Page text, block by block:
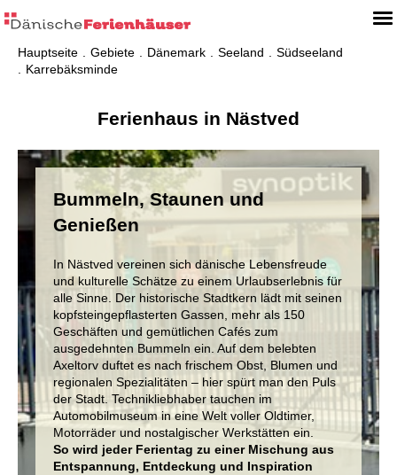
Hauptseite Gebiete Dänemark Seeland
Südseeland
Karrebäksminde
Ferienhaus in Nästved
Bummeln, Staunen und
Genießen
In Nästved vereinen sich dänische Lebensfreude
und kulturelle Schätze zu einem Urlaubserlebnis für
alle Sinne. Der historische Stadtkern lädt mit seinen
kopfsteingepflasterten Gassen, mehr als 150
Geschäften und gemütlichen Cafés zum
ausgedehnten Bummeln ein. Auf dem belebten
Axeltorv duftet es nach frischem Obst, Blumen und
regionalen Spezialitäten – hier spürt man den Puls
der Stadt. Technikliebhaber tauchen im
Automobilmuseum in eine Welt voller Oldtimer,
Motorräder und nostalgischer Werkstätten ein.
So wird jeder Ferientag zu einer Mischung aus
Entspannung, Entdeckung und Inspiration